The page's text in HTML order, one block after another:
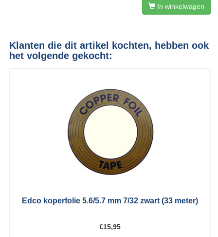
In winkelwagen
Klanten die dit artikel kochten, hebben ook
het volgende gekocht:
Edco koperfolie 5.6/5.7 mm 7/32 zwart (33 meter)
€15,95